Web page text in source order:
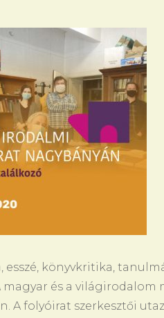
esszé, könyvkritika,
magyar és a
A folyóirat szerkesztői